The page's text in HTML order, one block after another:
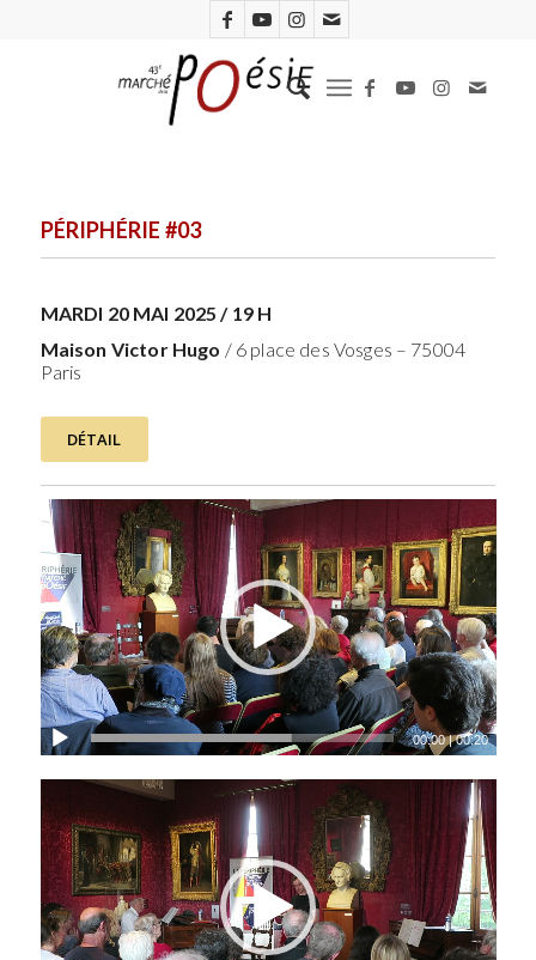
PÉRIPHÉRIE #03
MARDI 20 MAI 2025 / 19 H
Maison Victor Hugo / 6 place des Vosges – 75004
Paris
DÉTAIL
00:00|00:20